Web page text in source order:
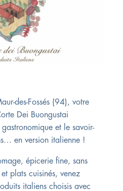
des-Fossés (94), votre
Dei Buongustai
et le savoir-
en version italienne !
épicerie fine, sans
plats cuisinés, venez
italiens choisis avec